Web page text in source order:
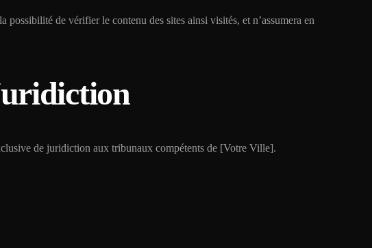
de vérifier le contenu des sites ainsi visités, et n’assumera en
de juridiction aux tribunaux compétents de [Votre Ville].